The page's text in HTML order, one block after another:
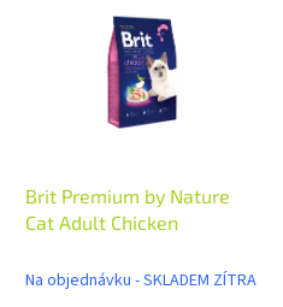
Brit Premium by Nature
Cat Adult Chicken
Na objednávku - SKLADEM ZÍTRA